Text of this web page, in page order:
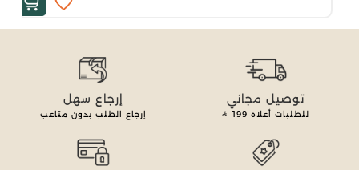
توصيل مجاني
للطلبات أعلاه 199
إرجاع سهل
إرجاع الطلب بدون متاعب